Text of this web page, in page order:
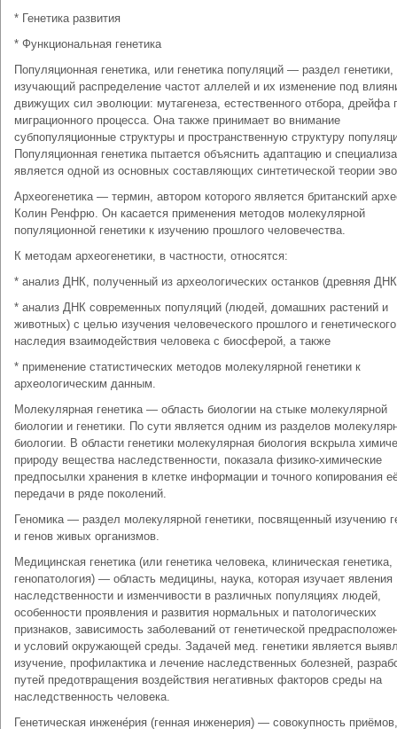
* Генетика развития
* Функциональная генетика
Популяционная генетика, или генетика популяций — раздел генетики,
изучающий распределение частот аллелей и их изменение под
движущих сил эволюции: мутагенеза, естественного отбора, дрейфа
миграционного процесса. Она также принимает во внимание
субпопуляционные структуры и пространственную структуру
Популяционная генетика пытается объяснить адаптацию и
является одной из основных составляющих синтетической теории
Археогенетика — термин, автором которого является британский
Колин Ренфрю. Он касается применения методов молекулярной
популяционной генетики к изучению прошлого человечества.
К методам археогенетики, в частности, относятся:
* анализ ДНК, полученный из археологических останков (древняя
* анализ ДНК современных популяций (людей, домашних растений и
животных) с целью изучения человеческого прошлого и генетического
наследия взаимодействия человека с биосферой, а также
* применение статистических методов молекулярной генетики к
археологическим данным.
Молекулярная генетика — область биологии на стыке молекулярной
биологии и генетики. По сути является одним из разделов
биологии. В области генетики молекулярная биология вскрыла
природу вещества наследственности, показала физико-химические
предпосылки хранения в клетке информации и точного копирования
передачи в ряде поколений.
Геномика — раздел молекулярной генетики, посвященный изучению
и генов живых организмов.
Медицинская генетика (или генетика человека, клиническая генетика,
генопатология) — область медицины, наука, которая изучает явления
наследственности и изменчивости в различных популяциях людей,
особенности проявления и развития нормальных и патологических
признаков, зависимость заболеваний от генетической
и условий окружающей среды. Задачей мед. генетики является
изучение, профилактика и лечение наследственных болезней,
путей предотвращения воздействия негативных факторов среды на
наследственность человека.
Генетическая инжене́рия (генная инженерия) — совокупность приёмов,